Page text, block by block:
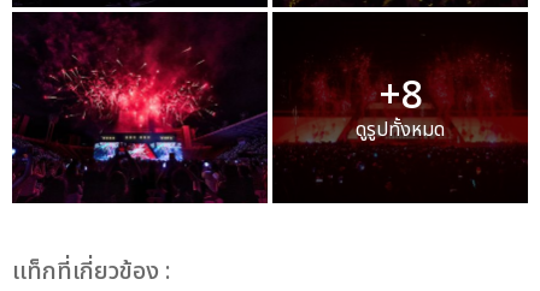
+8
ดูรูปทั้งหมด
เเท็กที่เกี่ยวข้อง :